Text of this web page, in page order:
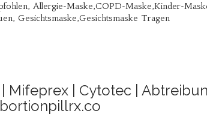
Allergie-Maske,COPD-Maske,Kinder-
Gesichtsmaske,Gesichtsmaske Tragen
| Cytotec |